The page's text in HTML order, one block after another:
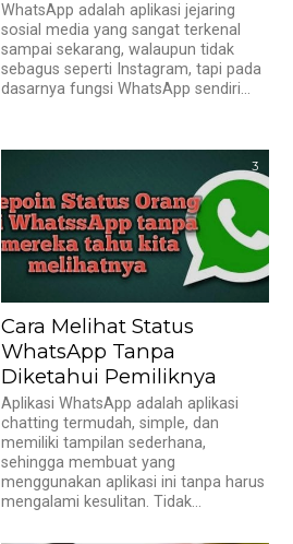
WhatsApp adalah aplikasi jejaring
sosial media yang sangat terkenal
sampai sekarang, walaupun tidak
sebagus seperti Instagram, tapi pada
dasarnya fungsi WhatsApp sendiri...
3
Cara Melihat Status
WhatsApp Tanpa
Diketahui Pemiliknya
Aplikasi WhatsApp adalah aplikasi
chatting termudah, simple, dan
memiliki tampilan sederhana,
sehingga membuat yang
menggunakan aplikasi ini tanpa harus
mengalami kesulitan. Tidak...